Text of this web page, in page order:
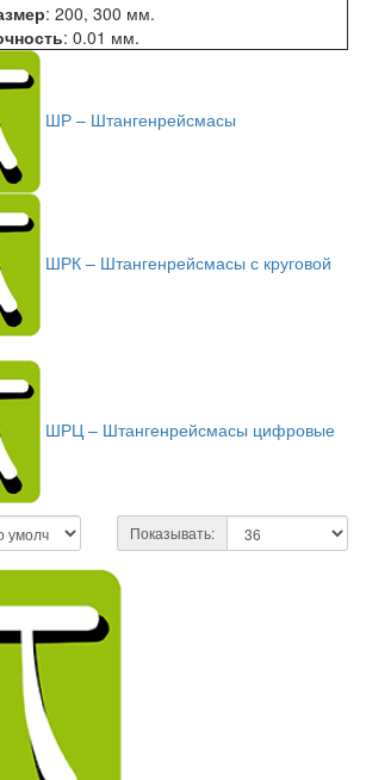
: 200, 300 мм.
: 0.01 мм.
ШР – Штангенрейсмасы
ШРК – Штангенрейсмасы с круговой
ШРЦ – Штангенрейсмасы цифровые
Показывать: